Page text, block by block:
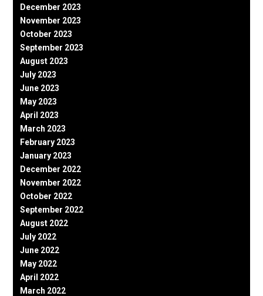
December 2023
November 2023
October 2023
September 2023
August 2023
July 2023
June 2023
May 2023
April 2023
March 2023
February 2023
January 2023
December 2022
November 2022
October 2022
September 2022
August 2022
July 2022
June 2022
May 2022
April 2022
March 2022